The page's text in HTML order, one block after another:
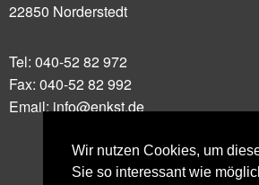
Wir nutzen Cookies, um
Sie so interessant wie
22850 Norderstedt
Tel: 040-52 82 972
Fax: 040-52 82 992
Email:info@enkst.de